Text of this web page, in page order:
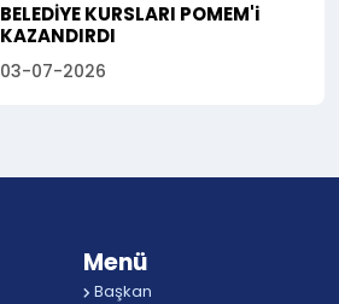
BELEDİYE KURSLARI POMEM'i
KAZANDIRDI
03-07-2026
Menü
Başkan